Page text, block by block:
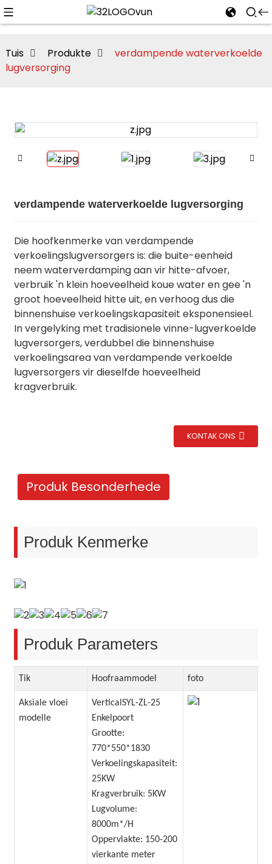
Tuis Produkte
verdampende waterverkoelde
lugversorging
verdampende waterverkoelde lugversorging
Die hoofkenmerke van verdampende
verkoelingslugversorgers is: die buite-eenheid
neem waterverdamping aan vir hitte-afvoer,
verbruik 'n klein hoeveelheid koue water en gee 'n
groot hoeveelheid hitte uit, en verhoog dus die
binnenshuise verkoelingskapasiteit eksponensieel.
In vergelyking met tradisionele vinne-lugverkoelde
lugversorgers, verdubbel die binnenshuise
verkoelingsarea van verdampende verkoelde
lugversorgers vir dieselfde hoeveelheid
kragverbruik.
KONTAK ONS
Produk Besonderhede
Produk Kenmerke
Produk Parameters
Tik Hoofraammodel foto
Aksiale vloei
modelle
VerticalSYL-ZL-25
Enkelpoort
Grootte:
770*550*1830
Verkoelingskapasiteit:
25KW
Kragverbruik: 5KW
Lugvolume:
8000m*/H
Oppervlakte: 150-200
vierkante meter